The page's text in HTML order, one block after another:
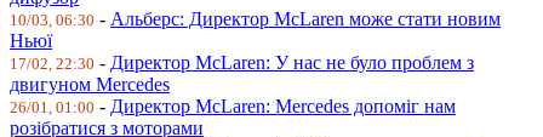
10/03, 06:30 - Альберс: Директор McLaren може стати новим
Ньюї
17/02, 22:30 - Директор McLaren: У нас не було проблем з
двигуном Mercedes
26/01, 01:00 - Директор McLaren: Mercedes допоміг нам
розібратися з моторами